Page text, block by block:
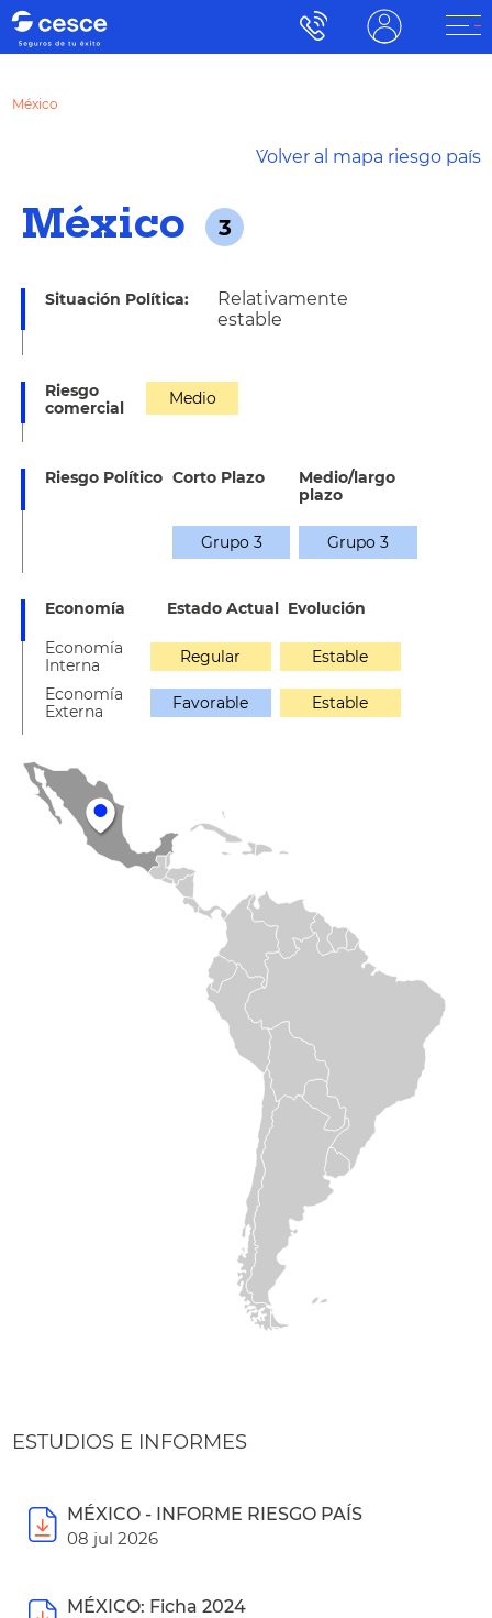
México
´Volver al mapa riesgo país
México 3
Situación Política:
Relativamente
estable
Riesgo
comercial
Medio
Riesgo Político Corto Plazo
Medio/largo
plazo
Grupo 3 Grupo 3
Economía Estado Actual Evolución
Economía
Interna
Regular
Estable
Economía
Externa
Favorable Estable
ESTUDIOS E INFORMES
MÉXICO - INFORME RIESGO PAÍS
08 jul 2026
MÉXICO: Ficha 2024